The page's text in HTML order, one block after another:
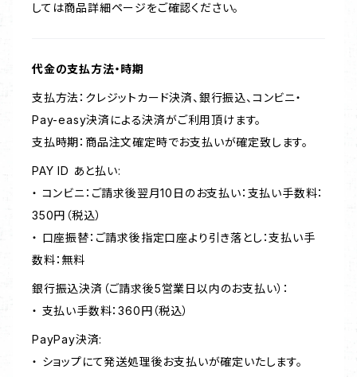
しては商品詳細ページをご確認ください。
代金の支払方法・時期
支払方法：クレジットカード決済、銀行振込、コンビニ・
Pay-easy決済による決済がご利用頂けます。
支払時期：商品注文確定時でお支払いが確定致します。
PAY ID あと払い:
・ コンビニ：ご請求後翌月10日のお支払い：支払い手数料：
350円（税込）
・ 口座振替：ご請求後指定口座より引き落とし：支払い手
数料：無料
銀行振込決済（ご請求後5営業日以内のお支払い）：
・ 支払い手数料：360円（税込）
PayPay決済:
・ ショップにて発送処理後お支払いが確定いたします。